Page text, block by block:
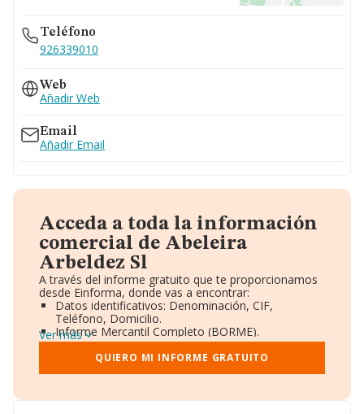
Teléfono
926339010
Web
Añadir Web
Email
Añadir Email
Acceda a toda la información
comercial de Abeleira
Arbeldez Sl
A través del informe gratuito que te proporcionamos
desde Einforma, donde vas a encontrar:
Datos identificativos: Denominación, CIF,
Teléfono, Domicilio.
Informe Mercantil Completo (BORME).
Gráficos de Evolución Ventas y Empleados.
Consejo de Administración y Administradores.
Directivos y Ejecutivos.
Ver más
QUIERO MI INFORME GRATUITO